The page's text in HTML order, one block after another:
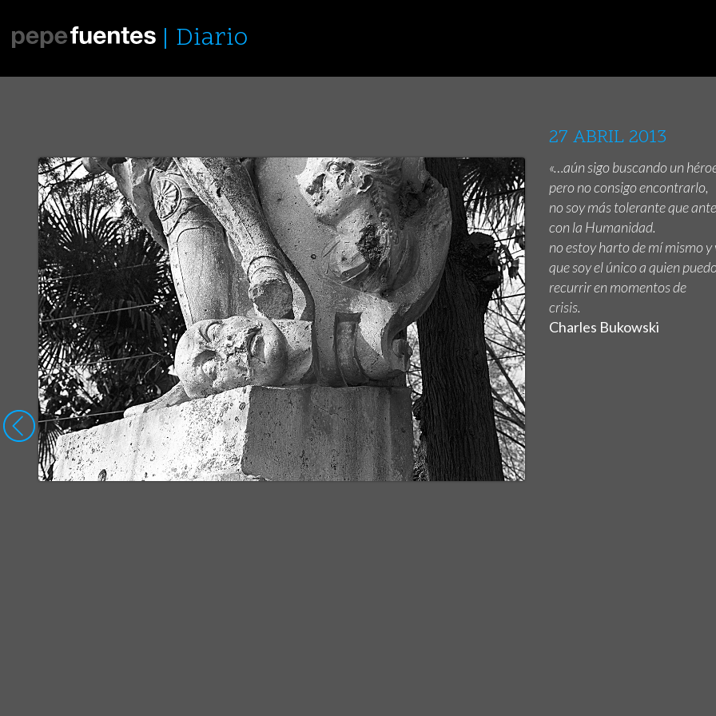
Diario
27 ABRIL 2013
«…aún sigo buscando un
pero no consigo encontrarlo,
no soy más tolerante que
con la Humanidad.
no estoy harto de mí mismo y
que soy el único a quien
recurrir en momentos de
crisis.
Charles Bukowski